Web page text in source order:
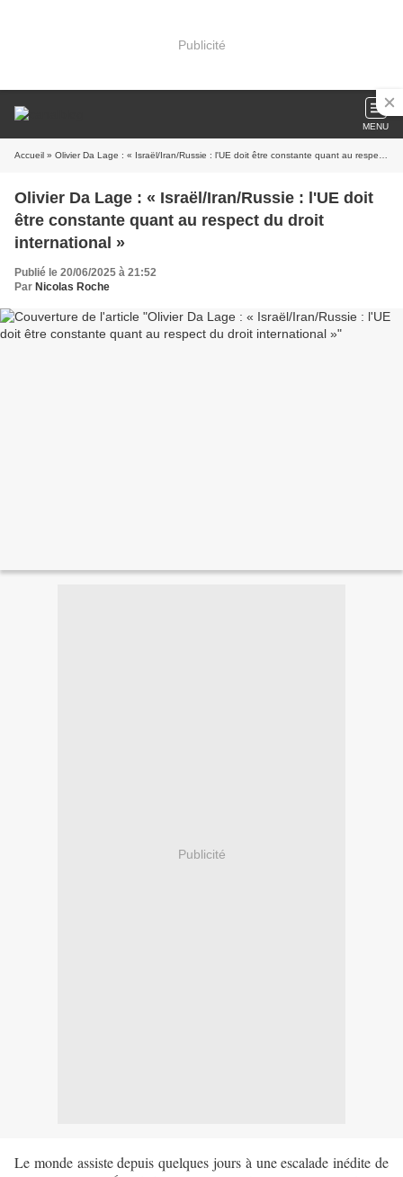
Publicité
MENU
Accueil » Olivier Da Lage : « Israël/Iran/Russie : l'UE doit être constante quant au respect du droit international »
Olivier Da Lage : « Israël/Iran/Russie : l'UE doit
être constante quant au respect du droit
international »
Publié le 20/06/2025 à 21:52
Par Nicolas Roche
Publicité
Le monde assiste depuis quelques jours à une escalade inédite de